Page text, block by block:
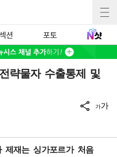
섹션 포토
략물자 수출통제 및
가가
제재는 싱가포르가 처음